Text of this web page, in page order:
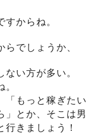
すからね。
でしょうか、
い方が多い。
「もっと稼ぎたい
」とか、そこは男
きましょう！